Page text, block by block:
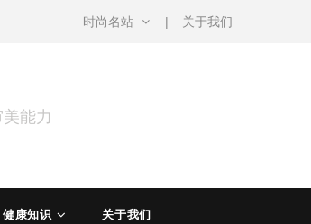
时尚名站 关于我们
能力
健康知识 关于我们